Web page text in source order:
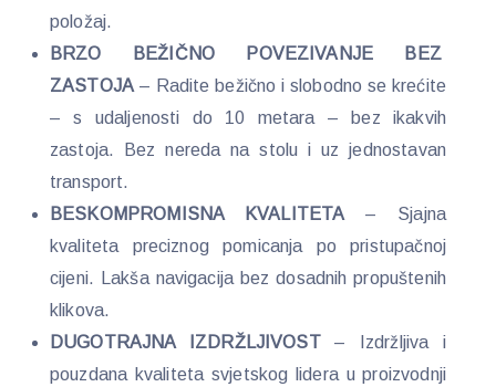
položaj.
BRZO BEŽIČNO POVEZIVANJE BEZ
ZASTOJA – Radite bežično i slobodno se krećite
– s udaljenosti do 10 metara – bez ikakvih
zastoja. Bez nereda na stolu i uz jednostavan
transport.
BESKOMPROMISNA KVALITETA – Sjajna
kvaliteta preciznog pomicanja po pristupačnoj
cijeni. Lakša navigacija bez dosadnih propuštenih
klikova.
DUGOTRAJNA IZDRŽLJIVOST– Izdržljiva i
pouzdana kvaliteta svjetskog lidera u proizvodnji